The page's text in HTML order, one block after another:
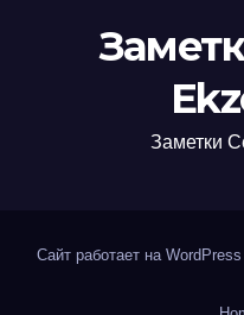
Заметки
Сайт работает на WordPress